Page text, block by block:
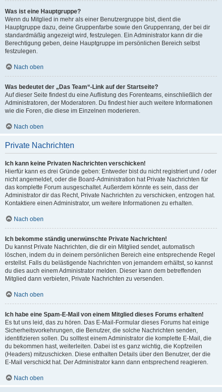
Was ist eine Hauptgruppe?
Wenn du Mitglied in mehr als einer Benutzergruppe bist, dient die
Hauptgruppe dazu, deine Gruppenfarbe sowie den Gruppenrang, der bei dir
standardmäßig angezeigt wird, festzulegen. Ein Administrator kann dir die
Berechtigung geben, deine Hauptgruppe im persönlichen Bereich selbst
festzulegen.
Nach oben
Was bedeutet der „Das Team“-Link auf der Startseite?
Auf dieser Seite findest du eine Auflistung des Forenteams, einschließlich der
Administratoren, der Moderatoren. Du findest hier auch weitere Informationen
wie die Foren, die diese im Einzelnen moderieren.
Nach oben
Private Nachrichten
Ich kann keine Privaten Nachrichten verschicken!
Hierfür kann es drei Gründe geben: Entweder bist du nicht registriert und / oder
nicht angemeldet, oder die Board-Administration hat Private Nachrichten für
das komplette Forum ausgeschaltet. Außerdem könnte es sein, dass der
Administrator dir das Recht, Private Nachrichten zu verschicken, entzogen hat.
Kontaktiere einen Administrator, um weitere Informationen zu erhalten.
Nach oben
Ich bekomme ständig unerwünschte Private Nachrichten!
Du kannst Private Nachrichten, die dir ein Mitglied sendet, automatisch
löschen, indem du in deinem persönlichen Bereich eine entsprechende Regel
erstellst. Falls du belästigende Nachrichten von jemandem erhältst, so kannst
du dies auch einem Administrator melden. Dieser kann dem betreffenden
Mitglied dann verbieten, Private Nachrichten zu versenden.
Nach oben
Ich habe eine Spam-E-Mail von einem Mitglied dieses Forums erhalten!
Es tut uns leid, das zu hören. Das E-Mail-Formular dieses Forums hat einige
Sicherheitsvorkehrungen, die Benutzer, die solche Nachrichten senden,
identifizieren sollen. Du solltest einem Administrator die komplette E-Mail, die
du bekommen hast, weiterleiten. Dabei ist es ganz wichtig, die Kopfzeilen
(Headers) mitzuschicken. Diese enthalten Details über den Benutzer, der die
E-Mail verschickt hat. Der Administrator kann dann entsprechend reagieren.
Nach oben